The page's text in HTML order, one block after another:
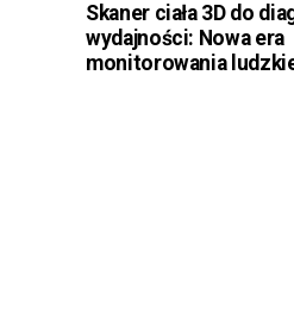
Skaner ciała 3D do
wydajności: Nowa era
monitorowania